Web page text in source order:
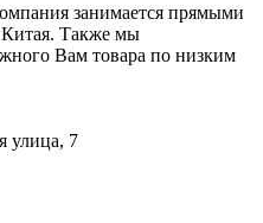
занимается прямыми
Китая. Также мы
Вам товара по низким
улица, 7